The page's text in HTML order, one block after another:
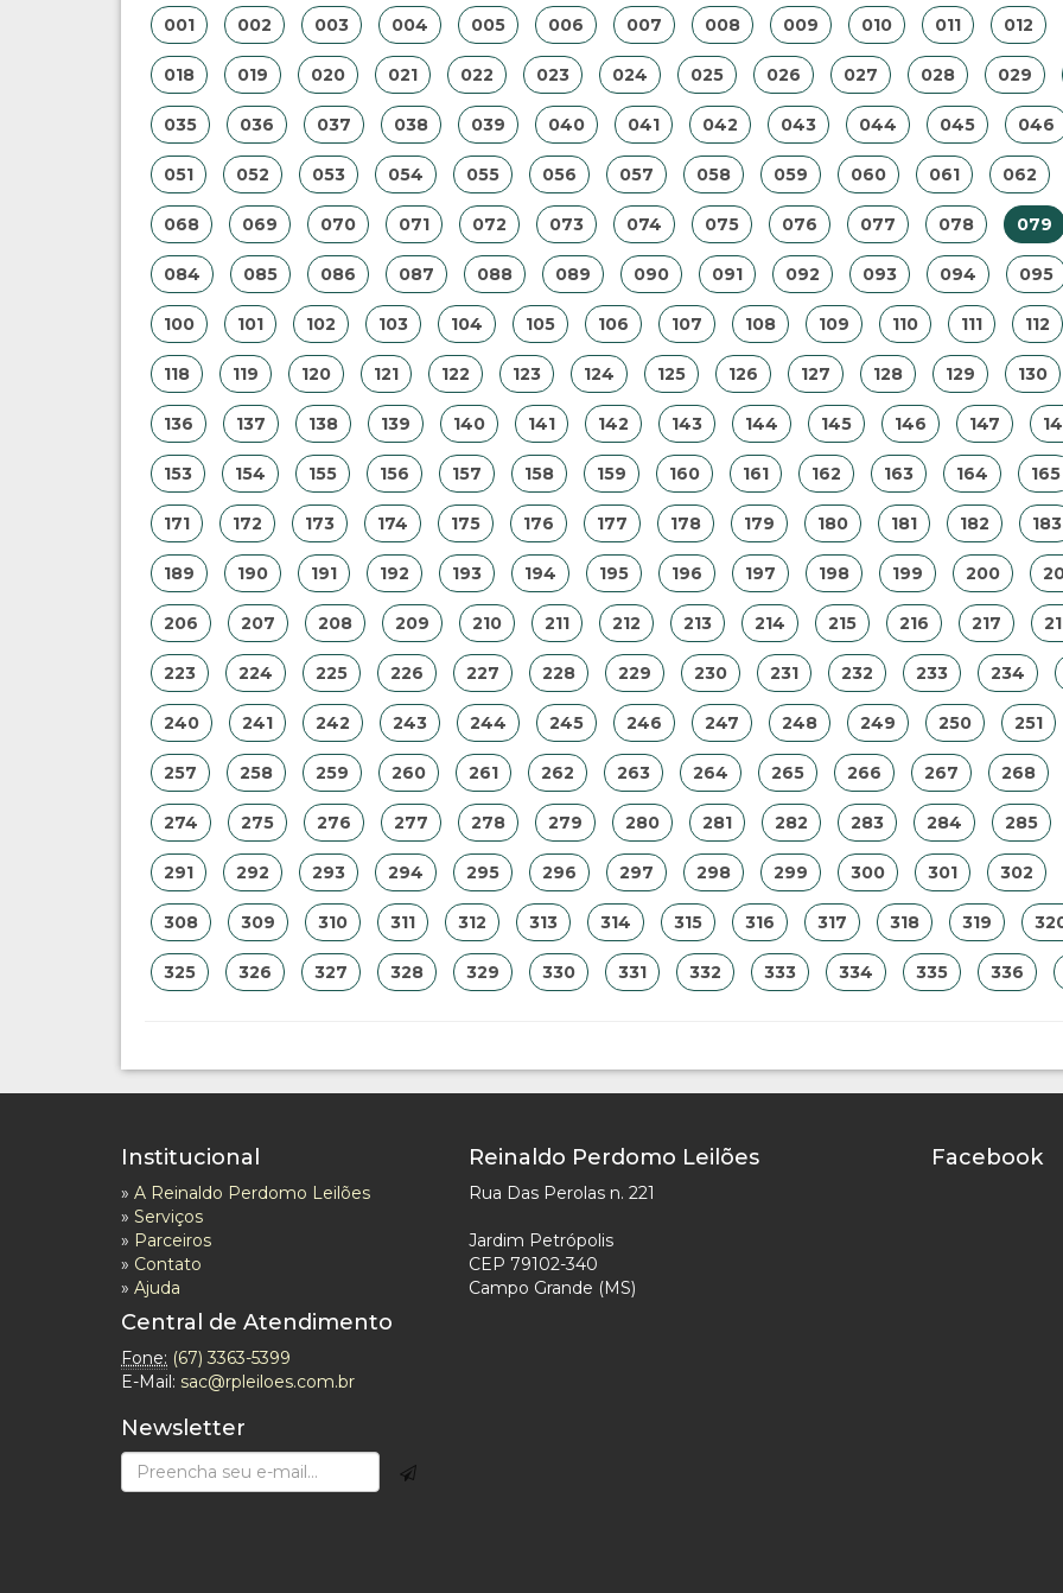
001 002 003 004 005 006 007 008 009 010 011 012
018 019 020 021 022 023 024 025 026 027 028 029
035 036 037 038 039 040 041 042 043 044 045 046
051 052 053 054 055 056 057 058 059 060 061 062
068 069 070 071 072 073 074 075 076 077 078 079
084 085 086 087 088 089 090 091 092 093 094 095
100 101 102 103 104 105 106 107 108 109 110 111 112
118 119 120 121 122 123 124 125 126 127 128 129 130
136 137 138 139 140 141 142 143 144 145 146 147
153 154 155 156 157 158 159 160 161 162 163 164 165
171 172 173 174 175 176 177 178 179 180 181 182 183
189 190 191 192 193 194 195 196 197 198 199 200
206 207 208 209 210 211 212 213 214 215 216 217
223 224 225 226 227 228 229 230 231 232 233 234
240 241 242 243 244 245 246 247 248 249 250 251
257 258 259 260 261 262 263 264 265 266 267 268
274 275 276 277 278 279 280 281 282 283 284 285
291 292 293 294 295 296 297 298 299 300 301 302
308 309 310 311 312 313 314 315 316 317 318 319
325 326 327 328 329 330 331 332 333 334 335 336
Institucional
» A Reinaldo Perdomo Leilões
» Serviços
» Parceiros
» Contato
» Ajuda
Central de Atendimento
Fone: (67) 3363-5399
E-Mail: sac@rpleiloes.com.br
Newsletter
Reinaldo Perdomo Leilões
Rua Das Perolas n. 221
Jardim Petrópolis
CEP 79102-340
Campo Grande (MS)
Facebook